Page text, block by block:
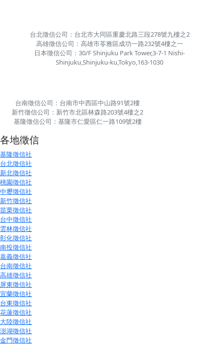
台北徵信公司：台北市大同區重慶北路三段278號九樓之2
高雄徵信公司：高雄市苓雅區成功一路232號4樓之一
日本徵信公司：30/F Shinjuku Park Tower,3-7-1 Nishi-
Shinjuku,Shinjuku-ku,Tokyo,163-1030
台南徵信公司：台南市中西區中山路91號2樓
新竹徵信公司：新竹市北區林森路203號4樓之2
基隆徵信公司：基隆市仁愛區仁一路109號2樓
各地徵信
基隆徵信社
台北徵信社
新北徵信社
桃園徵信社
中壢徵信社
新竹徵信社
苗栗徵信社
台中徵信社
雲林徵信社
彰化徵信社
南投徵信社
嘉義徵信社
台南徵信社
高雄徵信社
屏東徵信社
宜蘭徵信社
台東徵信社
花蓮徵信社
大陸徵信社
澎湖徵信社
金門徵信社